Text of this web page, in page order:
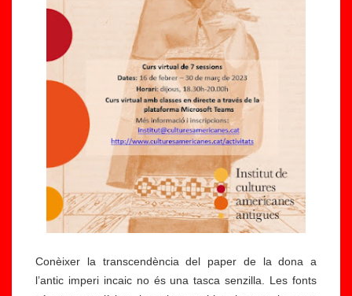
Conèixer la transcendència del paper de la dona a
l’antic imperi incaic no és una tasca senzilla. Les fonts